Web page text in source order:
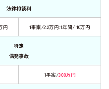
法律相談料
円 1事案/2.2万円:1年間/ 10万円
特定
偶発事故
1事案/300万円